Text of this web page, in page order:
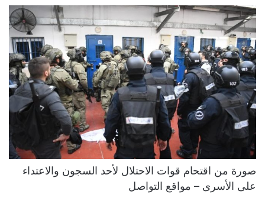
صورة من اقتحام قوات الاحتلال لأحد السجون والاعتداء
على الأسرى – مواقع التواصل